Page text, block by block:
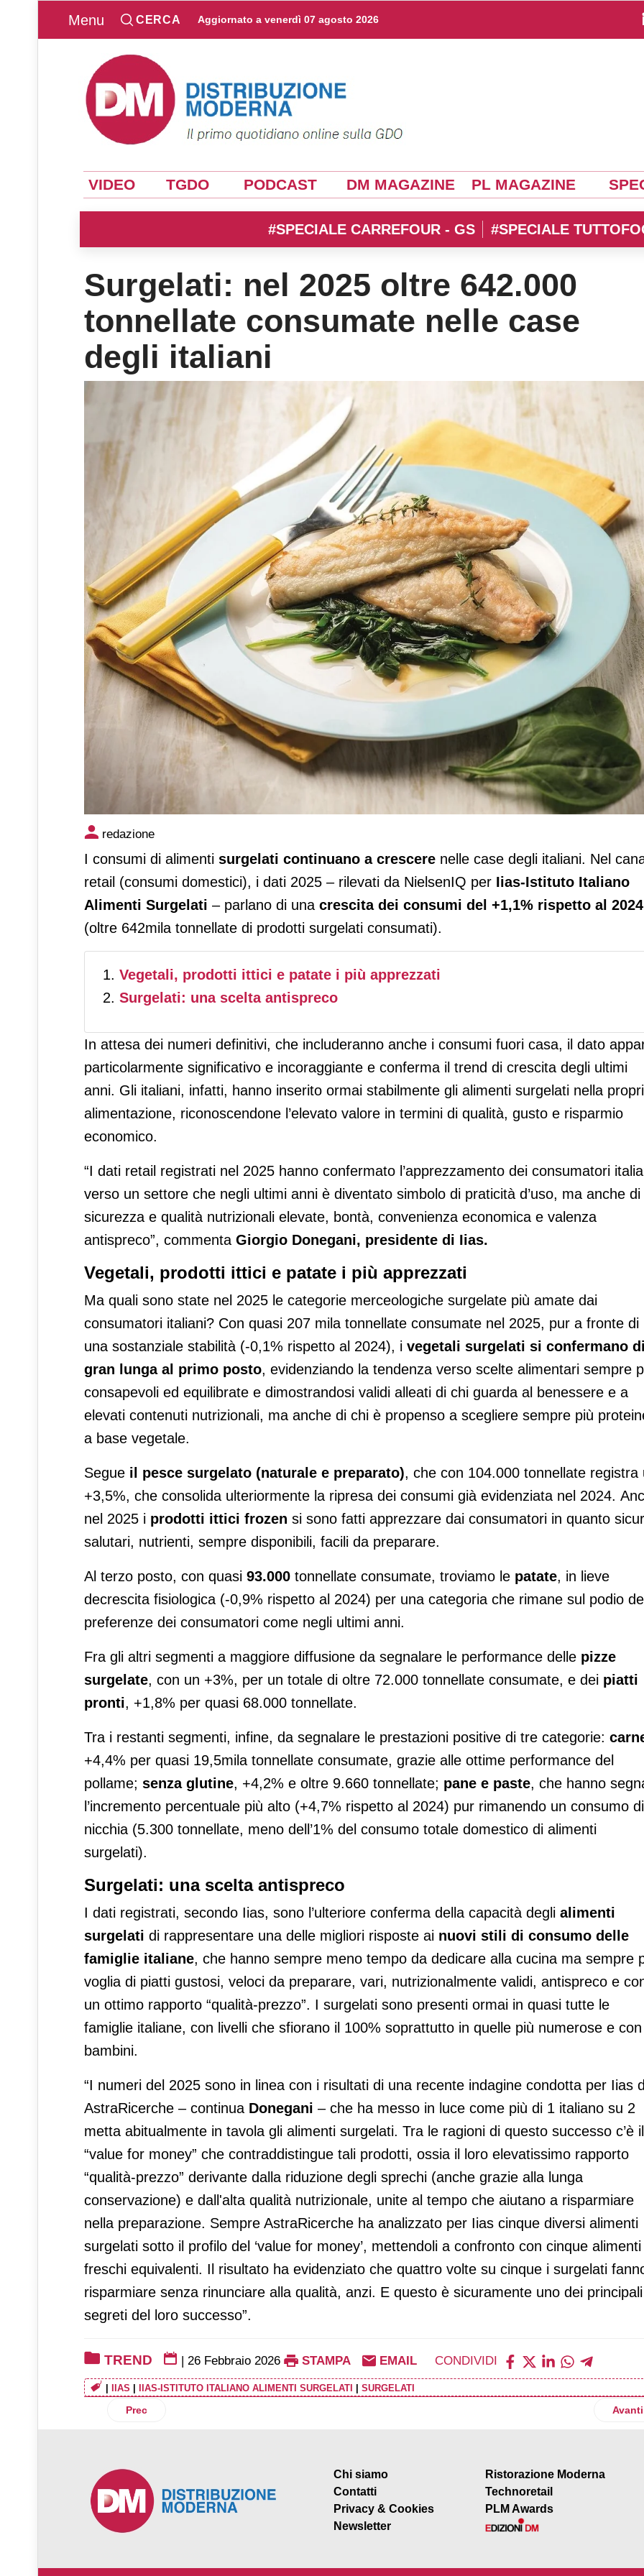
Menu CERCA Aggiornato a venerdì 07 agosto 2026
VIDEO TGDO PODCAST DM MAGAZINE PL MAGAZINE
#SPECIALE CARREFOUR - GS #SPECIALE
Surgelati: nel 2025 oltre 642.000
tonnellate consumate nelle case
degli italiani
Surgelati: nel 2025 oltre 642.000 tonnellate consumate nelle case
italiani
redazione
I consumi di alimenti surgelati continuano a crescere nelle case degli italiani. Nel
retail (consumi domestici), i dati 2025 – rilevati da NielsenIQ per Iias-Istituto Italiano
Alimenti Surgelati – parlano di una crescita dei consumi del +1,1% rispetto al 2024
(oltre 642mila tonnellate di prodotti surgelati consumati).
Vegetali, prodotti ittici e patate i più apprezzati
Surgelati: una scelta antispreco
In attesa dei numeri definitivi, che includeranno anche i consumi fuori casa, il dato
particolarmente significativo e incoraggiante e conferma il trend di crescita degli ultimi
anni. Gli italiani, infatti, hanno inserito ormai stabilmente gli alimenti surgelati nella
alimentazione, riconoscendone l’elevato valore in termini di qualità, gusto e risparmio
economico.
“I dati retail registrati nel 2025 hanno confermato l’apprezzamento dei consumatori
verso un settore che negli ultimi anni è diventato simbolo di praticità d’uso, ma anche di
sicurezza e qualità nutrizionali elevate, bontà, convenienza economica e valenza
antispreco”, commenta Giorgio Donegani, presidente di Iias.
Vegetali, prodotti ittici e patate i più apprezzati
Ma quali sono state nel 2025 le categorie merceologiche surgelate più amate dai
consumatori italiani? Con quasi 207 mila tonnellate consumate nel 2025, pur a fronte di
una sostanziale stabilità (-0,1% rispetto al 2024), i vegetali surgelati si confermano di
gran lunga al primo posto, evidenziando la tendenza verso scelte alimentari sempre
consapevoli ed equilibrate e dimostrandosi validi alleati di chi guarda al benessere e a
elevati contenuti nutrizionali, ma anche di chi è propenso a scegliere sempre più
a base vegetale.
Segue il pesce surgelato (naturale e preparato), che con 104.000 tonnellate registra
+3,5%, che consolida ulteriormente la ripresa dei consumi già evidenziata nel 2024.
nel 2025 i prodotti ittici frozen si sono fatti apprezzare dai consumatori in quanto
salutari, nutrienti, sempre disponibili, facili da preparare.
Al terzo posto, con quasi 93.000 tonnellate consumate, troviamo le patate, in lieve
decrescita fisiologica (-0,9% rispetto al 2024) per una categoria che rimane sul podio
preferenze dei consumatori come negli ultimi anni.
Fra gli altri segmenti a maggiore diffusione da segnalare le performance delle pizze
surgelate, con un +3%, per un totale di oltre 72.000 tonnellate consumate, e dei piatti
pronti, +1,8% per quasi 68.000 tonnellate.
Tra i restanti segmenti, infine, da segnalare le prestazioni positive di tre categorie:
+4,4% per quasi 19,5mila tonnellate consumate, grazie alle ottime performance del
pollame; senza glutine, +4,2% e oltre 9.660 tonnellate; pane e paste, che hanno
l’incremento percentuale più alto (+4,7% rispetto al 2024) pur rimanendo un consumo di
nicchia (5.300 tonnellate, meno dell’1% del consumo totale domestico di alimenti
surgelati).
Surgelati: una scelta antispreco
I dati registrati, secondo Iias, sono l’ulteriore conferma della capacità degli alimenti
surgelati di rappresentare una delle migliori risposte ai nuovi stili di consumo delle
famiglie italiane, che hanno sempre meno tempo da dedicare alla cucina ma sempre
voglia di piatti gustosi, veloci da preparare, vari, nutrizionalmente validi, antispreco e
un ottimo rapporto “qualità-prezzo”. I surgelati sono presenti ormai in quasi tutte le
famiglie italiane, con livelli che sfiorano il 100% soprattutto in quelle più numerose e con
bambini.
“I numeri del 2025 sono in linea con i risultati di una recente indagine condotta per Iias
AstraRicerche – continua Donegani – che ha messo in luce come più di 1 italiano su 2
metta abitualmente in tavola gli alimenti surgelati. Tra le ragioni di questo successo c’è il
“value for money” che contraddistingue tali prodotti, ossia il loro elevatissimo rapporto
“qualità-prezzo” derivante dalla riduzione degli sprechi (anche grazie alla lunga
conservazione) e dall'alta qualità nutrizionale, unite al tempo che aiutano a risparmiare
nella preparazione. Sempre AstraRicerche ha analizzato per Iias cinque diversi alimenti
surgelati sotto il profilo del ‘value for money’, mettendoli a confronto con cinque alimenti
freschi equivalenti. Il risultato ha evidenziato che quattro volte su cinque i surgelati
risparmiare senza rinunciare alla qualità, anzi. E questo è sicuramente uno dei principali
segreti del loro successo”.
TREND | 26 Febbraio 2026 STAMPA EMAIL CONDIVIDI
IIAS IIAS-ISTITUTO ITALIANO ALIMENTI SURGELATI SURGELATI
Articolo precedente: Carrello della spesa, a febbraio prezzi +2,2%. Confcommercio: rischio rialzi limitati
Prec Avanti
Chi siamo
Contatti
Privacy & Cookies
Newsletter
Ristorazione Moderna
Technoretail
PLM Awards